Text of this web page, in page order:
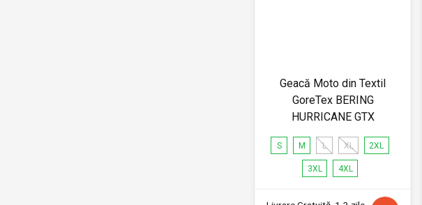
Geacă Moto din Textil
GoreTex BERING
HURRICANE GTX
S M L XL 2XL
3XL 4XL